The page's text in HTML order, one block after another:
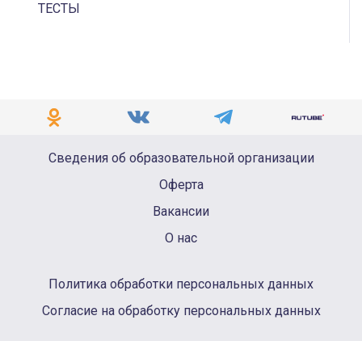
ТЕСТЫ
Сведения об образовательной организации
Оферта
Вакансии
О нас
Политика обработки персональных данных
Согласие на обработку персональных данных